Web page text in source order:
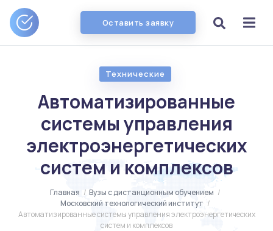
Оставить заявку
Технические
Автоматизированные
системы управления
электроэнергетических
систем и комплексов
Главная / Вузы с дистанционным обучением /
Московский технологический институт /
Автоматизированные системы управления электроэнергетических
систем и комплексов